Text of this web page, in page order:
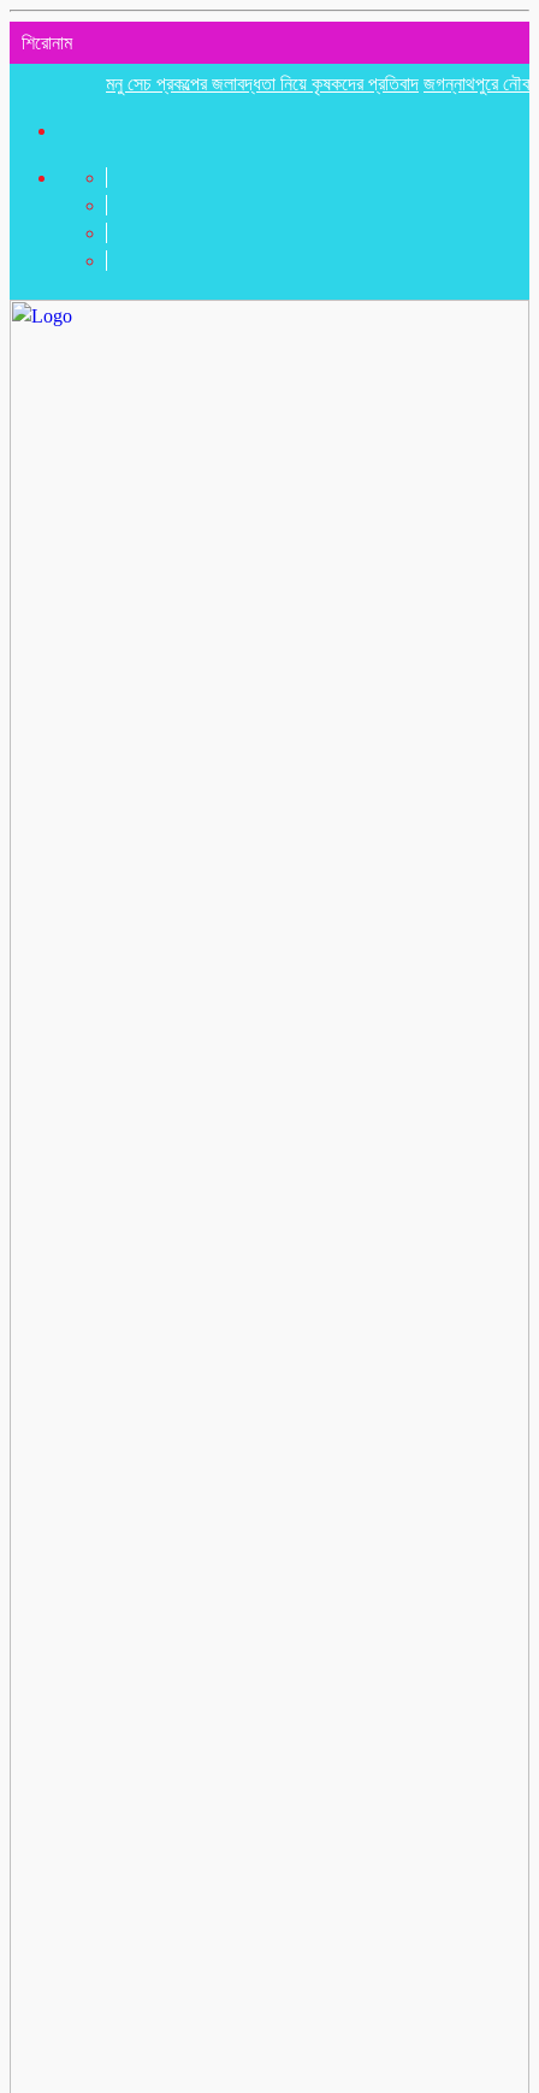
শিরোনাম
মনু সেচ প্রকল্পের জলাবদ্ধতা নিয়ে কৃষকদের প্রতিবাদ জগন্নাথপুরে নৌকা ডুবিতে